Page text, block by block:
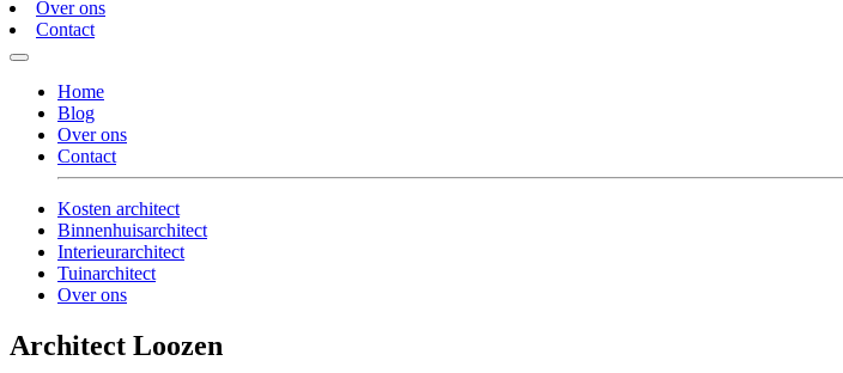
Over ons
Contact
Home
Blog
Over ons
Contact
Kosten architect
Binnenhuisarchitect
Interieurarchitect
Tuinarchitect
Over ons
Architect Loozen